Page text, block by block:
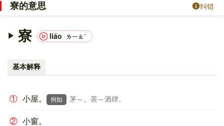
寮的意思 纠错
寮 liáo ㄌㄧㄠˊ
基本解释
① 小屋。 例如 茅～。茶～酒肆。
② 小窗。